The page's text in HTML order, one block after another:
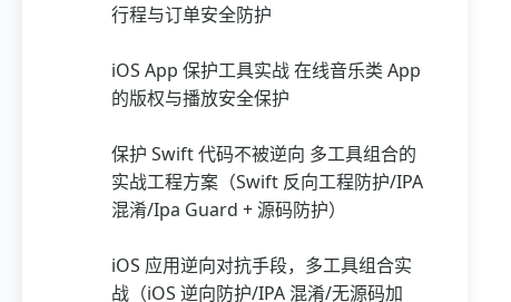
行程与订单安全防护
iOS App 保护工具实战 在线音乐类 App
的版权与播放安全保护
保护 Swift 代码不被逆向 多工具组合的
实战工程方案（Swift 反向工程防护/IPA
混淆/Ipa Guard + 源码防护）
iOS 应用逆向对抗手段，多工具组合实
战（iOS 逆向防护/IPA 混淆/无源码加